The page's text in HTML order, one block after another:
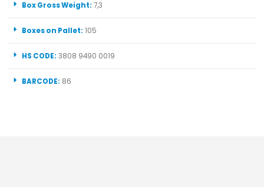
Box Gross Weight: 7,3
Boxes on Pallet: 105
HS CODE: 3808 9490 0019
BARCODE: 86